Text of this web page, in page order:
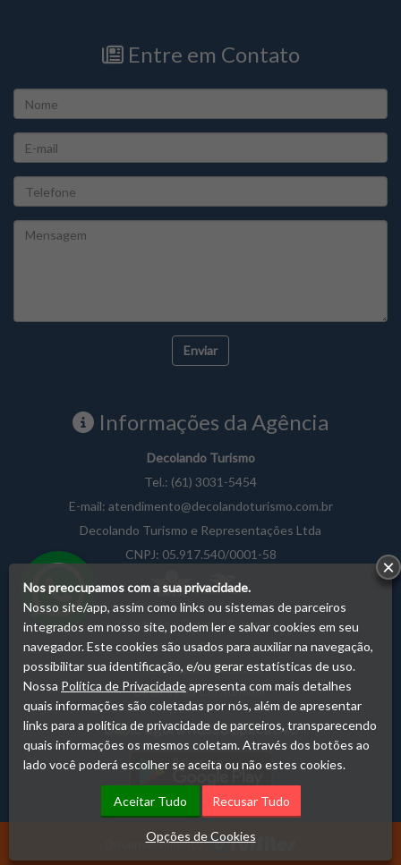
Entre em Contato
Informações da Agência
Decolando Turismo
Tel.: (61) 3031-5454
E-mail: atendimento@decolandoturismo.com.br
Decolando Turismo e Representações Ltda
CNPJ: 05.917.540/0001-58
Condições Gerais / Contratos
Política de Privacidade
Meus Dados Pessoais
Direitos do Consumidor
Baixe agora nosso aplicativo
Desenvolvimento
Nos preocupamos com a sua privacidade.
Nosso site/app, assim como links ou sistemas de parceiros
integrados em nosso site, podem ler e salvar cookies em seu
navegador. Este cookies são usados para auxiliar na navegação,
possibilitar sua identificação, e/ou gerar estatísticas de uso.
Nossa Política de Privacidadeapresenta com mais detalhes
quais informações são coletadas por nós, além de apresentar
links para a política de privacidade de parceiros, transparecendo
quais informações os mesmos coletam. Através dos botões ao
lado você poderá escolher se aceita ou não estes cookies.
Aceitar Tudo Recusar Tudo
Opções de Cookies
×